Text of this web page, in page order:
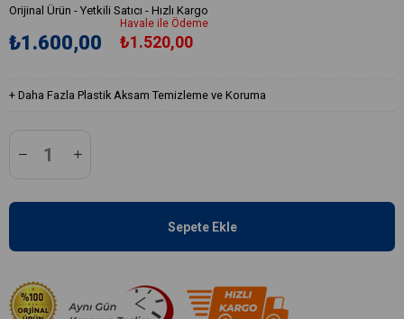
Orijinal Ürün - Yetkili Satıcı - Hızlı Kargo
₺1.600,00
Havale ile Ödeme
₺1.520,00
+ Daha Fazla Plastik Aksam Temizleme ve Koruma